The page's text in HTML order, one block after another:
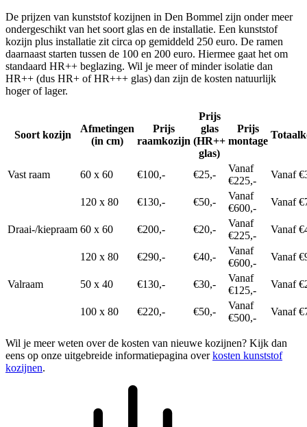
De prijzen van kunststof kozijnen in Den Bommel zijn onder meer
ondergeschikt van het soort glas en de installatie. Een kunststof
kozijn plus installatie zit circa op gemiddeld 250 euro. De ramen
daarnaast starten tussen de 100 en 200 euro. Hiermee gaat het om
standaard HR++ beglazing. Wil je meer of minder isolatie dan
HR++ (dus HR+ of HR+++ glas) dan zijn de kosten natuurlijk
hoger of lager.
Soort kozijn
Afmetingen
(in cm)
Prijs
raamkozijn
Prijs
glas
(HR++
glas)
Prijs
montage
Vast raam 60 x 60 €100,- €25,-
Vanaf
€225,-
Vanaf
120 x 80 €130,- €50,-
Vanaf
€600,-
Vanaf
Draai-/kiepraam 60 x 60 €200,- €20,-
Vanaf
€225,-
Vanaf
120 x 80 €290,- €40,-
Vanaf
€600,-
Vanaf
Valraam 50 x 40 €130,- €30,-
Vanaf
€125,-
Vanaf
100 x 80 €220,- €50,-
Vanaf
€500,-
Vanaf
Wil je meer weten over de kosten van nieuwe kozijnen? Kijk dan
eens op onze uitgebreide informatiepagina overkosten kunststof
kozijnen.